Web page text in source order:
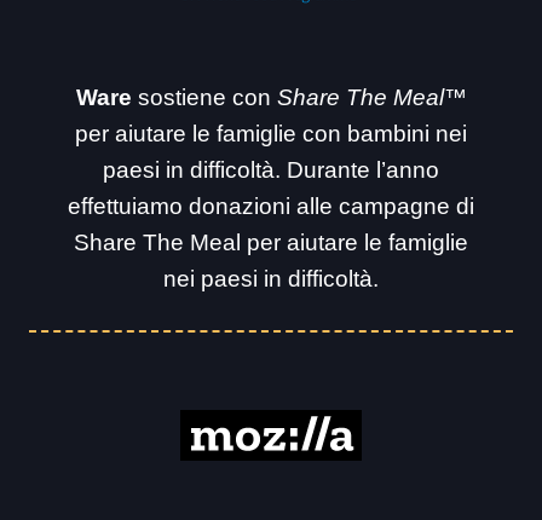
Ware sostiene con Share The Meal™
per aiutare le famiglie con bambini nei
paesi in difficoltà. Durante l’anno
effettuiamo donazioni alle campagne di
Share The Meal per aiutare le famiglie
nei paesi in difficoltà.